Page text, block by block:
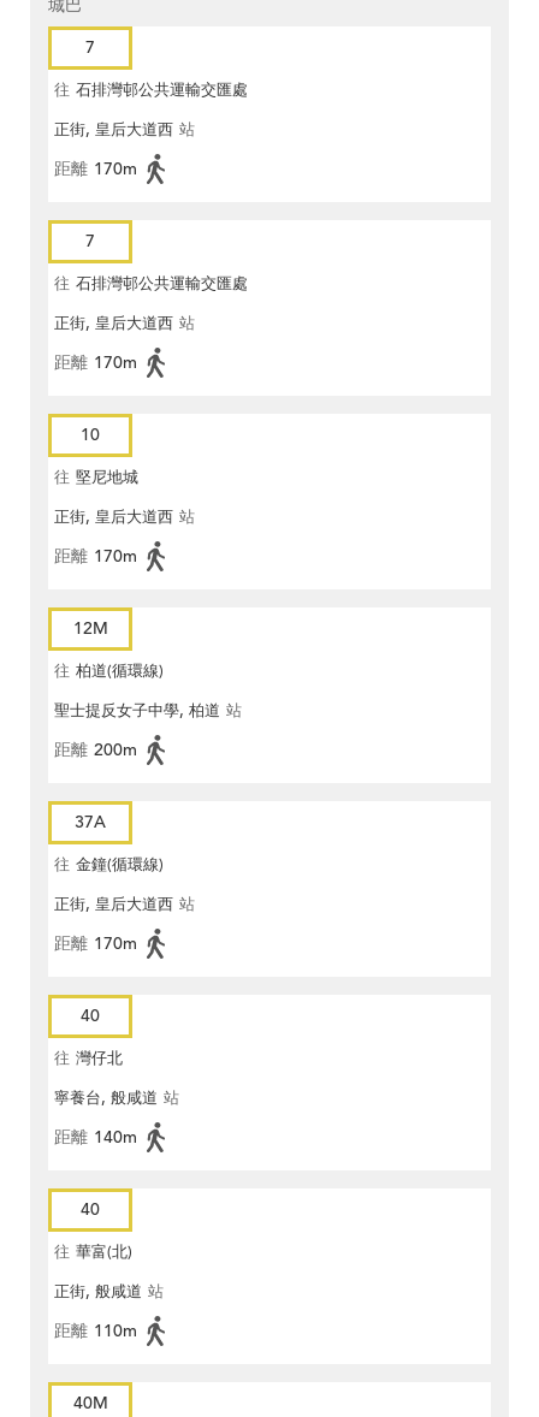
城巴
7
往 石排灣邨公共運輸交匯處
正街, 皇后大道西 站
距離 170m
7
往 石排灣邨公共運輸交匯處
正街, 皇后大道西 站
距離 170m
10
往 堅尼地城
正街, 皇后大道西 站
距離 170m
12M
往 柏道(循環線)
聖士提反女子中學, 柏道 站
距離 200m
37A
往 金鐘(循環線)
正街, 皇后大道西 站
距離 170m
40
往 灣仔北
寧養台, 般咸道 站
距離 140m
40
往 華富(北)
正街, 般咸道 站
距離 110m
40M